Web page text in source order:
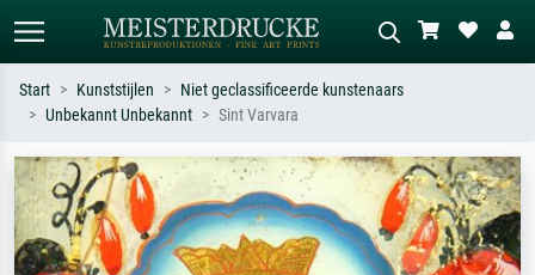
Zoek op kunstenaar, titel of stijl – bijv.
Monet, Sterrennacht, impressionisme,
Hokusai-golf, naakt.
Beschrijf de scène – bijv. groene
weide, abstract met veel rood, donker
olieverfschilderij, staand naakt naast
een boom.
Start Kunststijlen
Niet geclassificeerde kunstenaars
Unbekannt Unbekannt
Sint Varvara